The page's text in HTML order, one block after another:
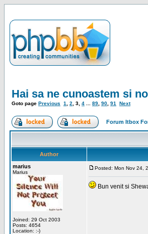
Hai sa ne cunoastem si
Goto page Previous 1 2 3 4 89 90 91 Next
Forum Itbox
Author
marius
Marius
Joined: 29 Oct 2003
Posts: 4654
Location: :-)
Posted: Mon Nov 24,
Bun venit si